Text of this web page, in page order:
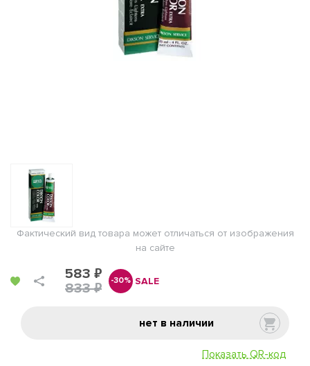
Фактический вид товара может отличаться от изображения
на сайте
583 ₽
833 ₽
-30% SALE
нет в наличии
Показать QR-код